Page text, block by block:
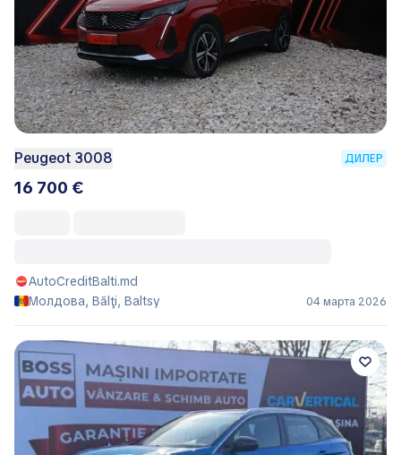
Peugeot 3008 ДИЛЕР
16 700 €
AutoCreditBalti.md
Молдова, Bălţi, Baltsy
04 марта 2026